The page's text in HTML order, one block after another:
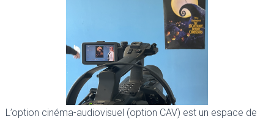
L’option cinéma-audiovisuel (option CAV) est un espace de